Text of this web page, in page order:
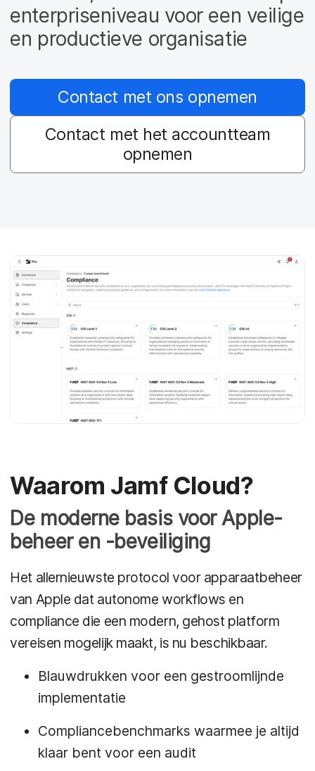
enterpriseniveau voor een veilige
en productieve organisatie
Contact met ons opnemen
Contact met het accountteam
opnemen
Waarom Jamf Cloud?
De moderne basis voor Apple-
beheer en -beveiliging
Het allernieuwste protocol voor apparaatbeheer
van Apple dat autonome workflows en
compliance die een modern, gehost platform
vereisen mogelijk maakt, is nu beschikbaar.
Blauwdrukken voor een gestroomlijnde
implementatie
Compliancebenchmarks waarmee je altijd
klaar bent voor een audit